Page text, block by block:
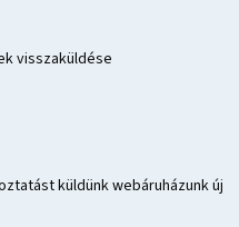
visszaküldése
küldünk webáruházunk új